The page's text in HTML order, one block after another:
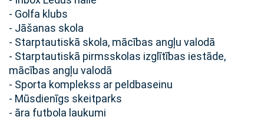
- Golfa klubs
- Jāšanas skola
- Starptautiskā skola, mācības angļu valodā
- Starptautiskā pirmsskolas izglītības iestāde,
mācības angļu valodā
- Sporta komplekss ar peldbaseinu
- Mūsdienīgs skeitparks
- āra futbola laukumi